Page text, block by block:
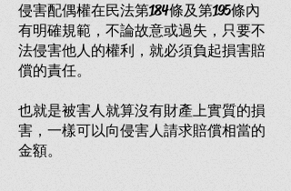
侵害配偶權在民法第184條及第195條內
有明確規範，不論故意或過失，只要不
法侵害他人的權利，就必須負起損害賠
償的責任。
也就是被害人就算沒有財產上實質的損
害，一樣可以向侵害人請求賠償相當的
金額。